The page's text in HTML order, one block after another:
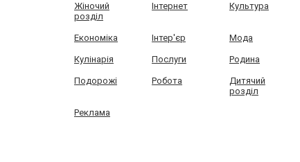
Жіночий
розділ
Інтернет Культура
Економіка Інтер'єр Мода
Кулінарія Послуги Родина
Подорожі Робота
Дитячий
розділ
Реклама